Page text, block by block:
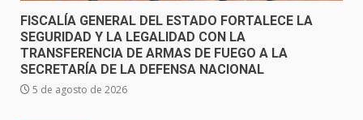
FISCALÍA GENERAL DEL ESTADO FORTALECE LA
SEGURIDAD Y LA LEGALIDAD CON LA
TRANSFERENCIA DE ARMAS DE FUEGO A LA
SECRETARÍA DE LA DEFENSA NACIONAL
5 de agosto de 2026